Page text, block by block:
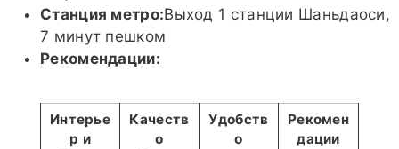
Станция метро:Выход 1 станции Шаньдаоси,
7 минут пешком
Рекомендации:
Интерье
р и
Качеств
о
Удобств
о
Рекомен
дации